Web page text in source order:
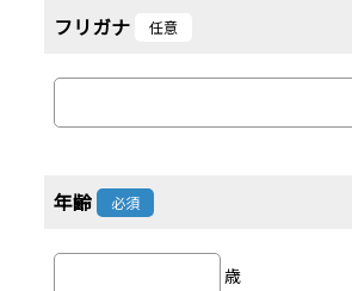
フリガナ 任意
年齢 必須
歳